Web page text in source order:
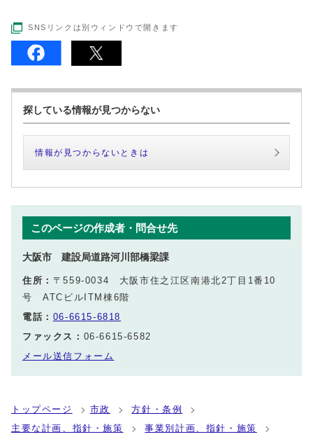
SNSリンクは別ウィンドウで開きます
探している情報が見つからない
情報が見つからないときは
このページの作成者・問合せ先
大阪市 建設局道路河川部橋梁課
住所： 〒559-0034 大阪市住之江区南港北2丁目1番10
号 ATCビルITM棟6階
電話： 06-6615-6818
ファックス： 06-6615-6582
メール送信フォーム
トップページ 市政
方針・条例
主要な計画、指針・施策
事業別計画、指針・施策